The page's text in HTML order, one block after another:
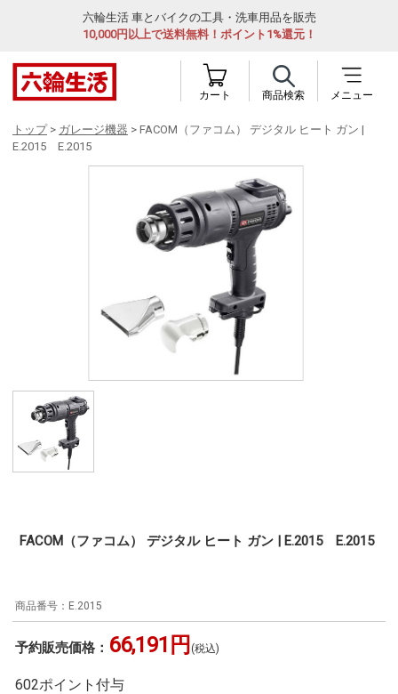
六輪生活 車とバイクの工具・洗車用品を販売
10,000円以上で送料無料！ポイント1%還元！
カート 商品検索 メニュー
トップ> ガレージ機器 > FACOM（ファコム） デジタル ヒート ガン |
E.2015 E.2015
FACOM（ファコム） デジタル ヒート ガン | E.2015 E.2015
E.2015
予約販売価格： 66,191円 (税込)
602ポイント付与